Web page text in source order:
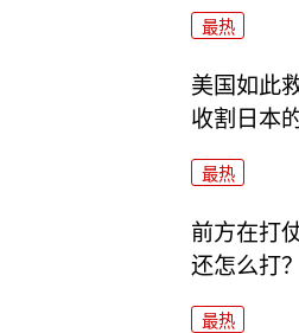
最热
美国如此
收割日本
最热
前方在打
还怎么打？
最热